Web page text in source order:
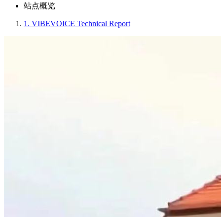
站点概览
1. VIBEVOICE Technical Report